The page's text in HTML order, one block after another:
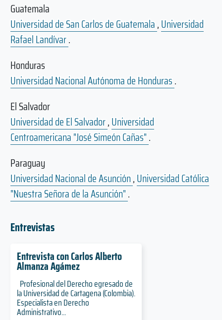
Guatemala
Universidad de San Carlos de Guatemala,Universidad
Rafael Landívar.
Honduras
Universidad Nacional Autónoma de Honduras.
El Salvador
Universidad de El Salvador,Universidad
Centroamericana "José Simeón Cañas".
Paraguay
Universidad Nacional de Asunción,Universidad Católica
"Nuestra Señora de la Asunción".
Entrevistas
Entrevista con Carlos Alberto
Almanza Agámez
Profesional del Derecho egresado de
la Universidad de Cartagena (Colombia).
Especialista en Derecho
Administrativo...